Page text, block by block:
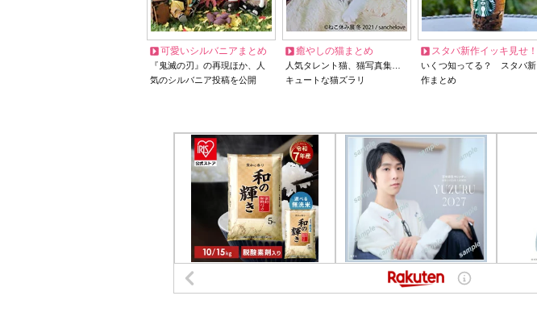
可愛いシルバニアまとめ
『鬼滅の刃』の再現ほか、人
気のシルバニア投稿を公開
癒やしの猫まとめ
人気タレント猫、猫写真集…
キュートな猫ズラリ
スタバ新作イッキ見せ！
いくつ知ってる？ スタバ新
作まとめ